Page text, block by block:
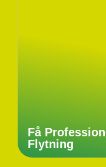
Få
Flytning